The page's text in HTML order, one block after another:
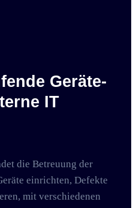
Geräte-
IT
die Betreuung der
einrichten, Defekte
mit verschiedenen